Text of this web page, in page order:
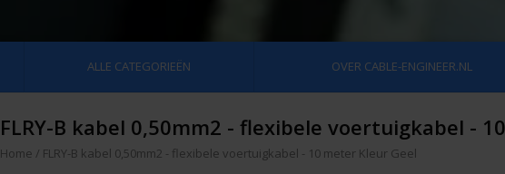
ALLE CATEGORIEËN OVER CABLE-ENGINEER.NL
FLRY-B kabel 0,50mm2 - flexibele voertuigkabel -
Home / FLRY-B kabel 0,50mm2 - flexibele voertuigkabel - 10 meter Kleur Geel